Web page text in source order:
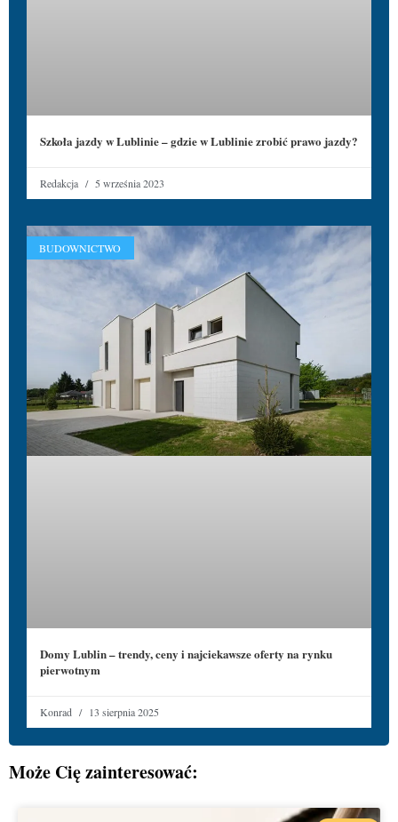
Szkoła jazdy w Lublinie – gdzie w Lublinie zrobić prawo jazdy?
Redakcja 5 września 2023
BUDOWNICTWO
Domy Lublin – trendy, ceny i najciekawsze oferty na rynku
pierwotnym
Konrad 13 sierpnia 2025
Może Cię zainteresować: